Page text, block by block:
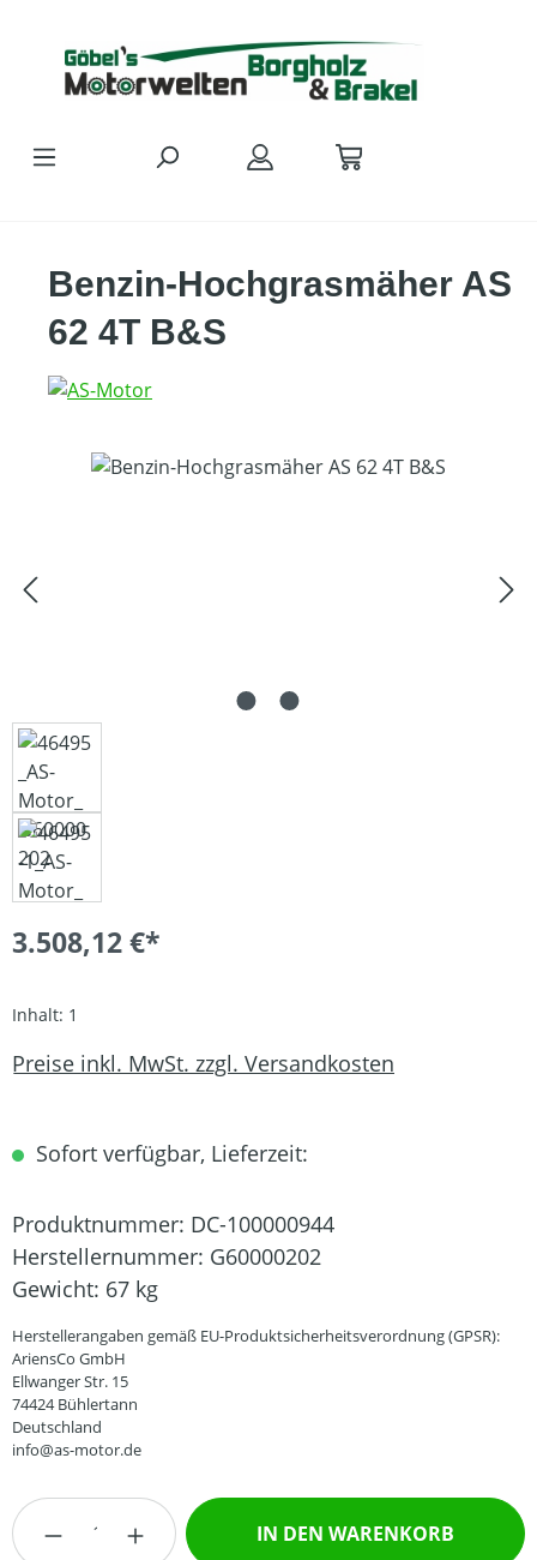
Benzin-Hochgrasmäher AS
62 4T B&S
Bildergalerie überspringen
3.508,12 €*
Inhalt: 1
Preise inkl. MwSt. zzgl. Versandkosten
Sofort verfügbar, Lieferzeit:
Produktnummer: DC-100000944
Herstellernummer: G60000202
Gewicht: 67 kg
Herstellerangaben gemäß EU-Produktsicherheitsverordnung (GPSR):
AriensCo GmbH
Ellwanger Str. 15
74424 Bühlertann
Deutschland
info@as-motor.de
Produkt Anzahl: Gib den gewünschten
IN DEN WARENKORB